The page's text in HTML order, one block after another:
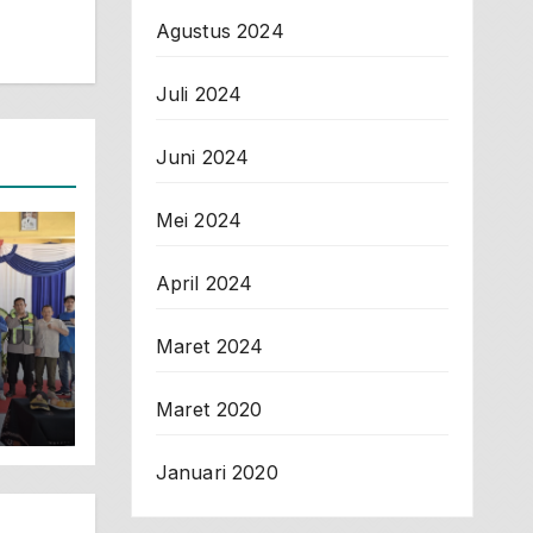
Agustus 2024
Juli 2024
Juni 2024
Mei 2024
April 2024
Maret 2024
Maret 2020
Januari 2020